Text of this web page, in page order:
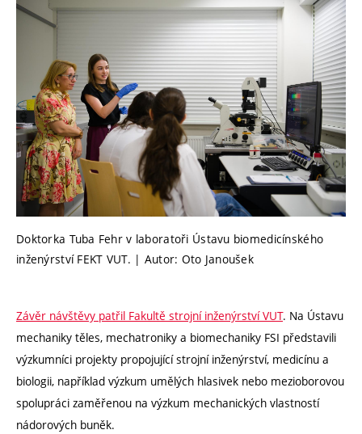
Doktorka Tuba Fehr v laboratoři Ústavu biomedicínského
inženýrství FEKT VUT. | Autor: Oto Janoušek
Závěr návštěvy patřil Fakultě strojní inženýrství VUT. Na Ústavu
mechaniky těles, mechatroniky a biomechaniky FSI představili
výzkumníci projekty propojující strojní inženýrství, medicínu a
biologii, například výzkum umělých hlasivek nebo mezioborovou
spolupráci zaměřenou na výzkum mechanických vlastností
nádorových buněk.